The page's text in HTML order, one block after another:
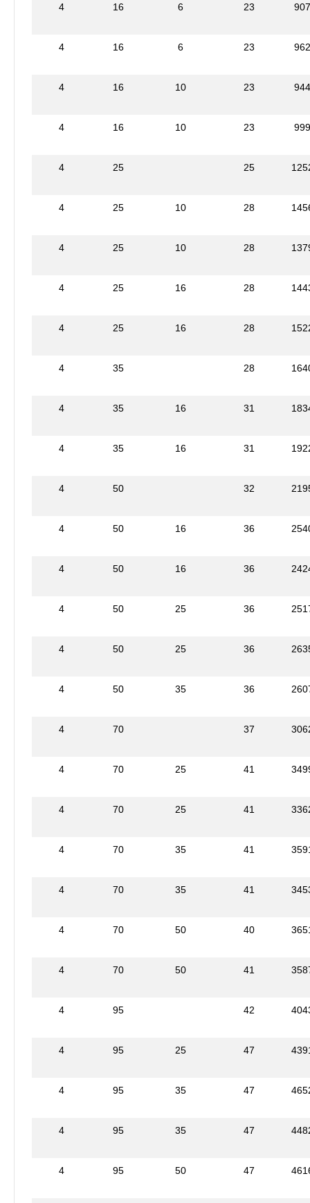
4 16 6 23 907
4 16 6 23 962
4 16 10 23 944
4 16 10 23 999
4 25 25
4 25 10 28
4 25 10 28
4 25 16 28
4 25 16 28
4 35 28
4 35 16 31
4 35 16 31
4 50 32
4 50 16 36
4 50 16 36
4 50 25 36
4 50 25 36
4 50 35 36
4 70 37
4 70 25 41
4 70 25 41
4 70 35 41
4 70 35 41
4 70 50 40
4 70 50 41
4 95 42
4 95 25 47
4 95 35 47
4 95 35 47
4 95 50 47